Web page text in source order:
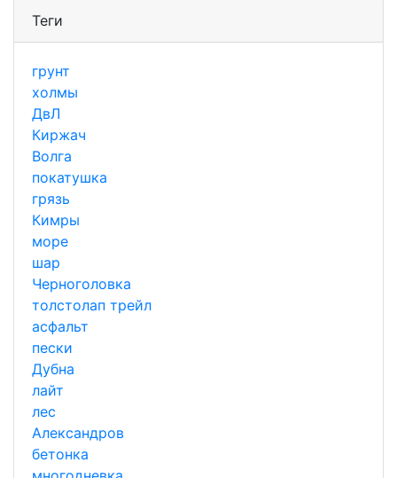
Теги
грунт
холмы
ДвЛ
Киржач
Волга
покатушка
грязь
Кимры
море
шар
Черноголовка
толстолап трейл
асфальт
пески
Дубна
лайт
лес
Александров
бетонка